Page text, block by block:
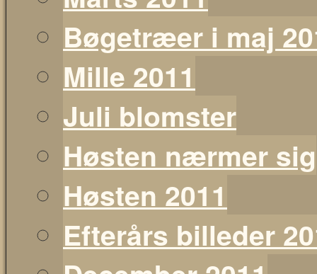
Bøgetræer i maj
Mille 2011
Juli blomster
Høsten nærmer sig
Høsten 2011
Efterårs billeder